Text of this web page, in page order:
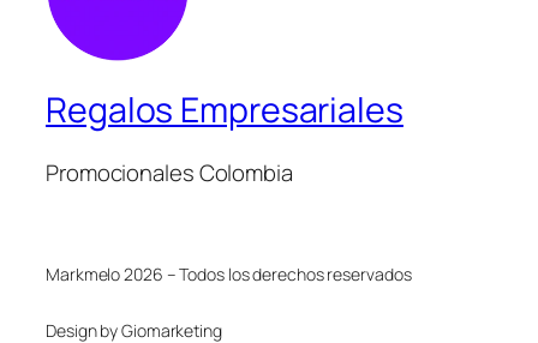
Regalos Empresariales
Promocionales Colombia
Markmelo 2026 – Todos los derechos reservados
Design by Giomarketing